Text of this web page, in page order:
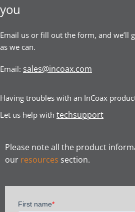
you
Email us or fill out the form, and we’ll
as we can.
Email: sales@incoax.com
Having troubles with an InCoax
Let us help with techsupport
Please note all the product
our resources section.